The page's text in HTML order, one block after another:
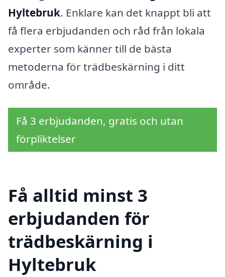
Hyltebruk. Enklare kan det knappt bli att
få flera erbjudanden och råd från lokala
experter som känner till de bästa
metoderna för trädbeskärning i ditt
område.
Få 3 erbjudanden, gratis och utan
förpliktelser
Få alltid minst 3
erbjudanden för
trädbeskärning i
Hyltebruk